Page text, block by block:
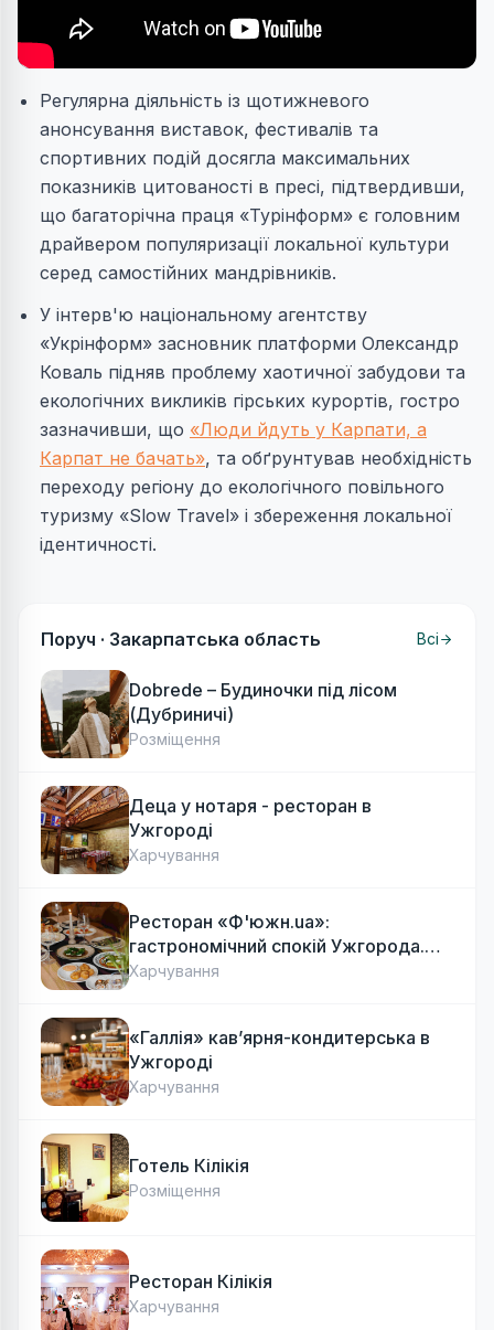
Регулярна діяльність із щотижневого
анонсування виставок, фестивалів та
спортивних подій досягла максимальних
показників цитованості в пресі, підтвердивши,
що багаторічна праця «Турінформ» є головним
драйвером популяризації локальної культури
серед самостійних мандрівників.
У інтерв'ю національному агентству
«Укрінформ» засновник платформи Олександр
Коваль підняв проблему хаотичної забудови та
екологічних викликів гірських курортів, гостро
зазначивши, що «Люди йдуть у Карпати, а
Карпат не бачать», та обґрунтував необхідність
переходу регіону до екологічного повільного
туризму «Slow Travel» і збереження локальної
ідентичності.
Поруч · Закарпатська область Всі
Dobrede – Будиночки під лісом
(Дубриничі)
Розміщення
Деца у нотаря - ресторан в
Ужгороді
Харчування
Ресторан «Ф'южн.ua»:
гастрономічний спокій Ужгорода.
Авторська локальна кухня, затишок
Харчування
«Галлія» кав’ярня-кондитерська в
Ужгороді
Харчування
Готель Кілікія
Розміщення
Ресторан Кілікія
Харчування